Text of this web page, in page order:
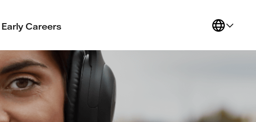
Early Careers